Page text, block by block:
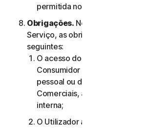
permitida nos termos do
Obrigações. No que diz respeito
Serviço, as obrigações do
seguintes:
O acesso do utilizador aos
Consumidor destina-se apenas
pessoal ou doméstica ou, no
Comerciais, apenas à sua
interna;
O Utilizador aceita utilizar os